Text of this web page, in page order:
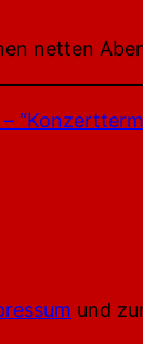
netten
–
und